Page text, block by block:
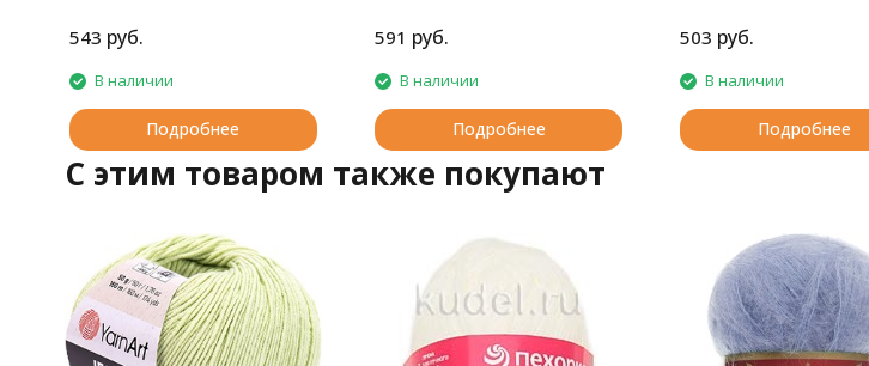
543 руб.
В наличии
Подробнее
591 руб.
В наличии
Подробнее
503 руб.
В наличии
Подробнее
C этим товаром также покупают